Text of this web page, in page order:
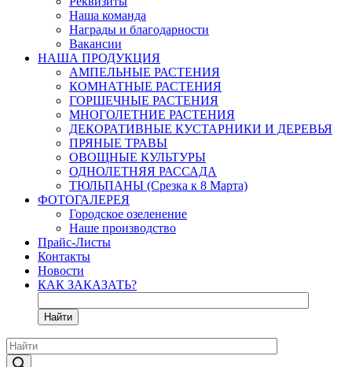
Наша команда
Награды и благодарности
Вакансии
НАША ПРОДУКЦИЯ
АМПЕЛЬНЫЕ РАСТЕНИЯ
КОМНАТНЫЕ РАСТЕНИЯ
ГОРШЕЧНЫЕ РАСТЕНИЯ
МНОГОЛЕТНИЕ РАСТЕНИЯ
ДЕКОРАТИВНЫЕ КУСТАРНИКИ И ДЕРЕВЬЯ
ПРЯНЫЕ ТРАВЫ
ОВОЩНЫЕ КУЛЬТУРЫ
ОДНОЛЕТНЯЯ РАССАДА
ТЮЛЬПАНЫ (Срезка к 8 Марта)
ФОТОГАЛЕРЕЯ
Городское озеленение
Наше производство
Прайс-Листы
Контакты
Новости
КАК ЗАКАЗАТЬ?
Найти